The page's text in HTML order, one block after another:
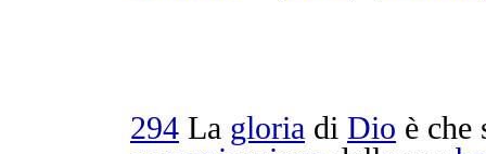
294 La gloria di Dio è